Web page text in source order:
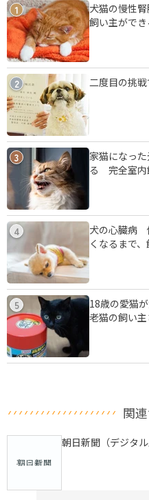
1
犬猫の慢性
飼い主ができ
2 二度目の挑
3
家猫になっ
る 完全室内
4
犬の心臓病
くなるまで
5
18歳の愛猫
老猫の飼い
関
朝日新聞（デジタル